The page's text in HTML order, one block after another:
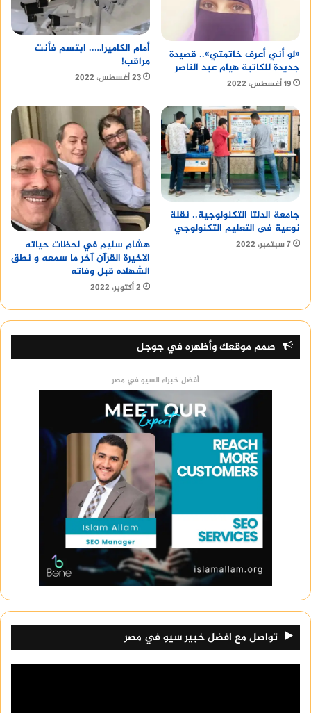
«لو أني أعرف خاتمتي».. قصيدة
جديدة للكاتبة هيام عبد الناصر
19 أغسطس، 2022
أمام الكاميرا….. ابتسم فأنت
مراقب!
23 أغسطس، 2022
جامعة الدلتا التكنولوجية.. نقلة
نوعية فى التعليم التكنولوجي
7 سبتمبر، 2022
هشام سليم في لحظات حياته
الاخيرة القرآن آخر ما سمعه و نطق
الشهاده قبل وفاته
2 أكتوبر، 2022
صمم موقعك وأظهره في جوجل
أفضل خبراء السيو في مصر
تواصل مع افضل خبير سيو في مصر